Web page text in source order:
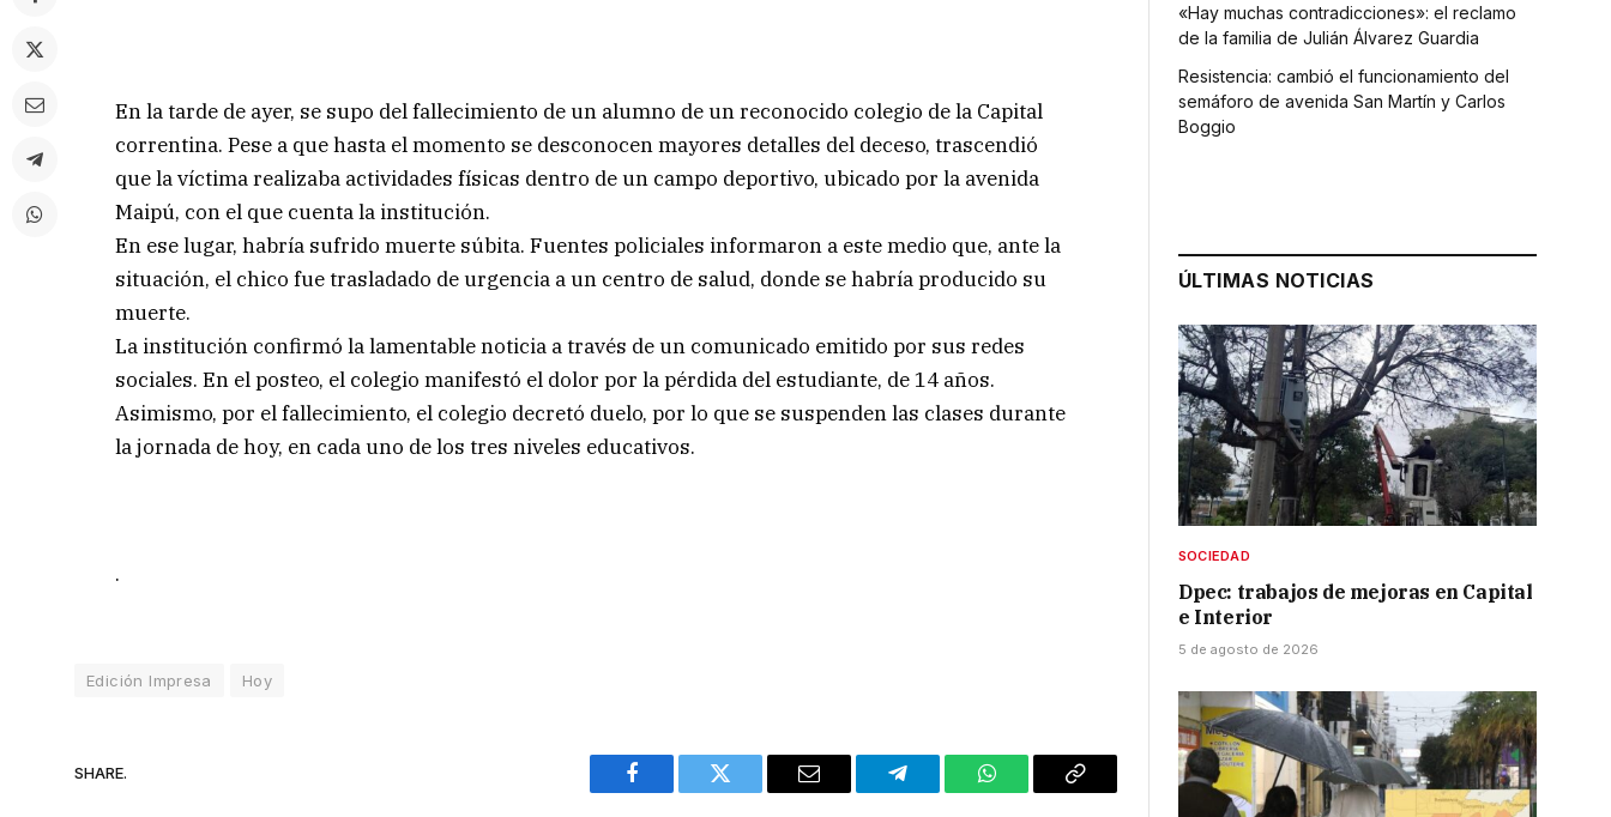
En la tarde de ayer, se supo del fallecimiento de un alumno de un reconocido colegio de la Capital
correntina. Pese a que hasta el momento se desconocen mayores detalles del deceso, trascendió
que la víctima realizaba actividades físicas dentro de un campo deportivo, ubicado por la avenida
Maipú, con el que cuenta la institución.
En ese lugar, habría sufrido muerte súbita. Fuentes policiales informaron a este medio que, ante la
situación, el chico fue trasladado de urgencia a un centro de salud, donde se habría producido su
muerte.
La institución confirmó la lamentable noticia a través de un comunicado emitido por sus redes
sociales. En el posteo, el colegio manifestó el dolor por la pérdida del estudiante, de 14 años.
Asimismo, por el fallecimiento, el colegio decretó duelo, por lo que se suspenden las clases durante
la jornada de hoy, en cada uno de los tres niveles educativos.
.
Edición Impresa Hoy
SHARE.
Facebook Twitter Email Telegram WhatsAppCopy
«Hay muchas contradicciones»: el reclamo
de la familia de Julián Álvarez Guardia
Resistencia: cambió el funcionamiento del
semáforo de avenida San Martín y Carlos
Boggio
ÚLTIMAS NOTICIAS
SOCIEDAD
Dpec: trabajos de mejoras en Capital
e Interior
5 de agosto de 2026